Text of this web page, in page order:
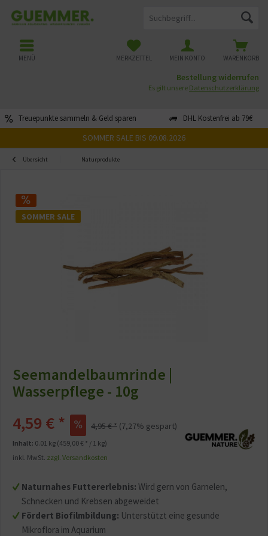
Treuepunkte sammeln & Geld sparen DHL Kostenfrei ab 79€
WARENKORB
MERKZETTEL MEIN KONTO
MENÜ
Bestellung widerrufen
Es gilt unsere Datenschutzerklärung
SOMMER SALE BIS 09.08.2026
Übersicht Naturprodukte
SOMMER SALE
Seemandelbaumrinde |
Wasserpflege - 10g
Naturnahes Futtererlebnis: Wird gern von Garnelen,
Schnecken und Krebsen abgeweidet
Fördert Biofilmbildung: Unterstützt eine gesunde
Mikroflora im Aquarium
4,59 € * 4,95 € * (7,27% gespart)
Inhalt: 0.01 kg (459,00 € * / 1 kg)
inkl. MwSt. zzgl. Versandkosten